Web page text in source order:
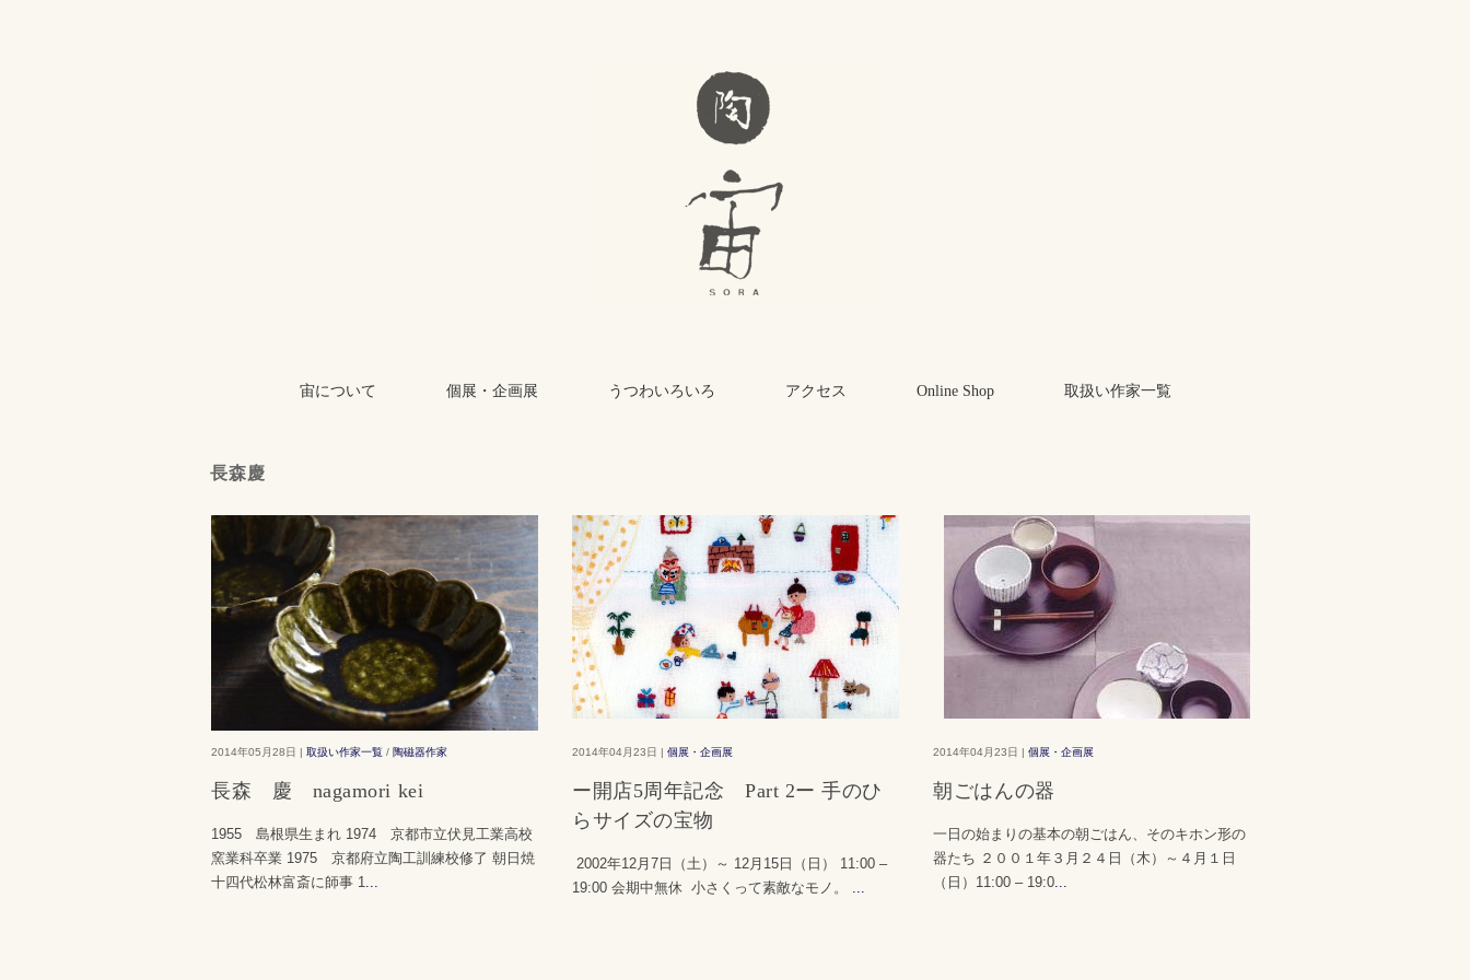
宙について 個展・企画展 うつわいろいろ アクセス Online Shop 取扱い作家一覧
長森慶
2014年05月28日 | 取扱い作家一覧/ 陶磁器作家
長森 慶 nagamori kei
1955 島根県生まれ 1974 京都市立伏見工業高校
窯業科卒業 1975 京都府立陶工訓練校修了 朝日焼
十四代松林富斎に師事 1...
2014年04月23日 |個展・企画展
ー開店5周年記念 Part 2ー 手のひ
らサイズの宝物
2002年12月7日（土）～ 12月15日（日） 11:00 –
19:00 会期中無休 小さくって素敵なモノ。 ...
2014年04月23日 |個展・企画展
朝ごはんの器
一日の始まりの基本の朝ごはん、そのキホン形の
器たち ２００１年３月２４日（木）～４月１日
（日）11:00 – 19:0...